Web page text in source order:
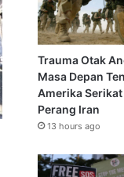
Trauma Otak
Masa Depan
Amerika
Perang Iran
13 hours ago